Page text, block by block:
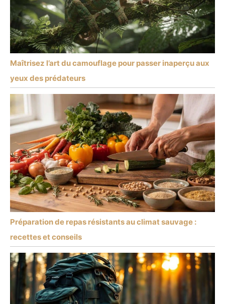
Maîtrisez l’art du camouflage pour passer inaperçu aux
yeux des prédateurs
Préparation de repas résistants au climat sauvage :
recettes et conseils